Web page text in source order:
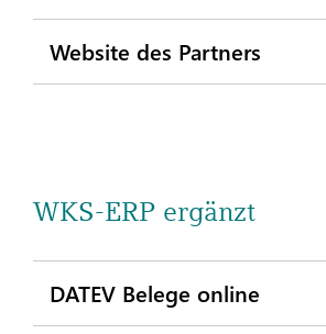
Website des Partners
WKS-ERP ergänzt
DATEV Belege online